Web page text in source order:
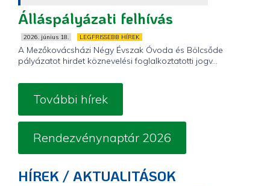
Álláspályázati felhívás
2026. június 18. LEGFRISSEBB HÍREK
A Mezőkovácsházi Négy Évszak Óvoda és Bölcsőde
pályázatot hirdet köznevelési foglalkoztatotti jogv...
További hírek
Rendezvénynaptár 2026
HÍREK / AKTUALITÁSOK